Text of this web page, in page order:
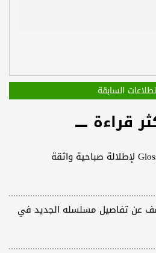
السابقة
قراءة
عن تفاصيل مسلسله الجديد في